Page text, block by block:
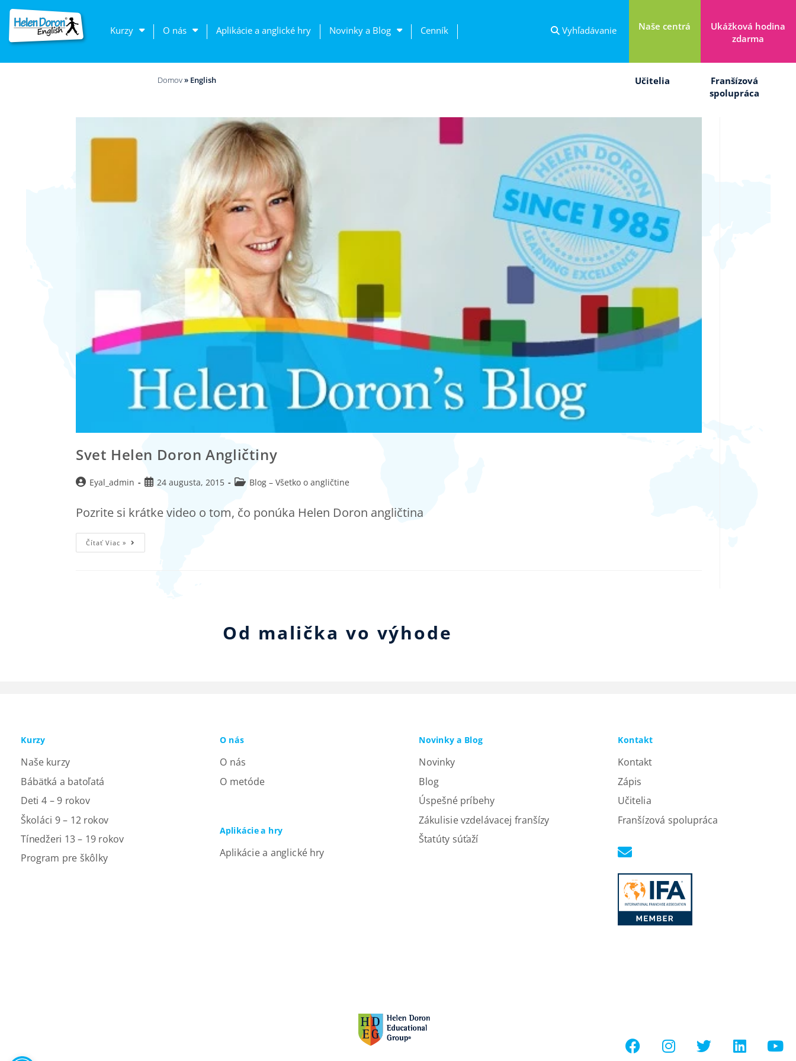
Kurzy O nás Aplikácie a anglické hry Novinky a Blog Cenník Vyhľadávanie Naše centrá
Ukážková hodina
zdarma
Domov» English Učitelia
Franšízová
spolupráca
Svet Helen Doron Angličtiny
Eyal_admin 24 augusta, 2015 Blog – Všetko o angličtine
Pozrite si krátke video o tom, čo ponúka Helen Doron angličtina
Čítať Viac »
Od malička vo výhode
Kurzy
Naše kurzy
Bábätká a batoľatá
Deti 4 – 9 rokov
Školáci 9 – 12 rokov
Tínedžeri 13 – 19 rokov
Program pre škôlky
O nás
O nás
O metóde
Aplikácie a hry
Aplikácie a anglické hry
Novinky a Blog
Novinky
Blog
Úspešné príbehy
Zákulisie vzdelávacej franšízy
Štatúty súťaží
Kontakt
Kontakt
Zápis
Učitelia
Franšízová spolupráca